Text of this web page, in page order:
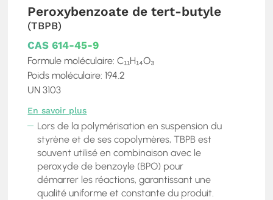
Peroxybenzoate de tert-butyle
(TBPB)
CAS 614-45-9
Formule moléculaire: C₁₁H₁₄O₃
Poids moléculaire: 194.2
UN 3103
En savoir plus
Lors de la polymérisation en suspension du
styrène et de ses copolymères, TBPB est
souvent utilisé en combinaison avec le
peroxyde de benzoyle (BPO) pour
démarrer les réactions, garantissant une
qualité uniforme et constante du produit.